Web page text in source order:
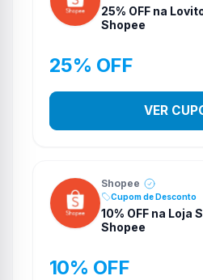
25% OFF na
Shopee
25% OFF
VER
Shopee
Cupom de Desconto
10% OFF na Loja
Shopee
10% OFF